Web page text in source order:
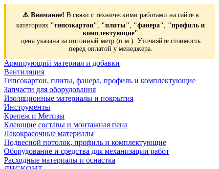
⚠️ Внимание! В связи с техническими работами на сайте в
категориях "гипсокартон", "плиты", "фанера", "профиль и
комплектующие"
цена указана за погонный метр (п.м.). Уточняйте стоимость
перед оплатой у менеджера.
Армирующий материал и добавки
Вентиляция
Гипсокартон, плиты, фанера, профиль и комплектующие
Запчасти для оборудования
Изоляционные материалы и покрытия
Инструменты
Крепеж и Метизы
Клеющие составы и монтажная пена
Лакокрасочные материалы
Подвесной потолок, профиль и комплектующие
Оборудование и средства для механизации работ
Расходные материалы и оснастка